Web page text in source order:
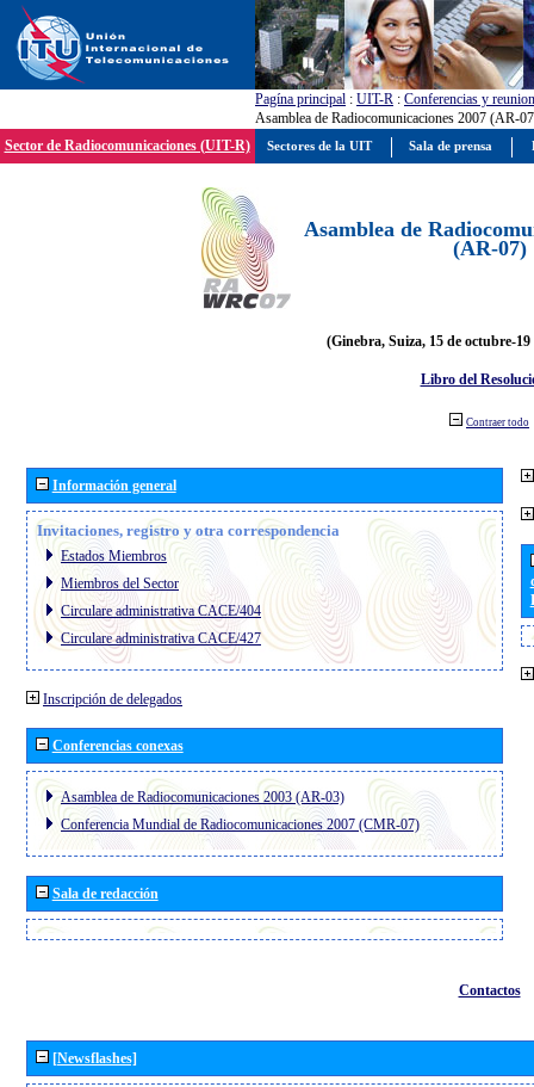
Pagína principal : UIT-R : Conferencias y
Asamblea de Radiocomunicaciones 2007 (AR-
Sector de Radiocomunicaciones (UIT-R)
Asamblea de
(AR-07)
(Ginebra, Suiza, 15 de octubre-19
Libro del
Contraer todo
Información general
Invitaciones, registro y otra correspondencia
Estados Miembros
Miembros del Sector
Circulare administrativa CACE/404
Circulare administrativa CACE/427
Inscripción de delegados
Conferencias conexas
Asamblea de Radiocomunicaciones 2003 (AR-03)
Conferencia Mundial de Radiocomunicaciones 2007 (CMR-07)
Sala de redacción
Contactos
[Newsflashes]
Sectores de la UIT Sala de prensa